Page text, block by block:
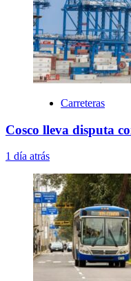
Carreteras
Cosco lleva disputa
1 día atrás